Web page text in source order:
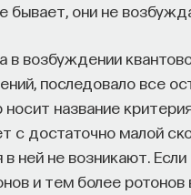
бывает, они не
в возбуждении
последовало все
название
с достаточно малой
ней не возникают. Если
и тем более